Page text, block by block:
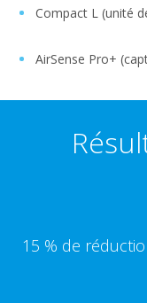
Compact L (unité
AirSense Pro+
15 % de